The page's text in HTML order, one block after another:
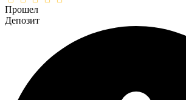
Прошел
Депозит